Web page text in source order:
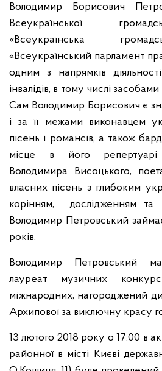
Володимир Борисович
Всеукраїнської
«Всеукраїнська
«Всеукраїнський парламент
одним з напрямків
інвалідів, в тому числі
Сам Володимир Борисович є
і за її межами виконавцем
пісень і романсів, а також
місце в його репертуарі
Володимира Висоцького,
власних пісень з глибоким
корінням, дослідженням та
Володимир Петровський
років.
Володимир Петровський
лауреат музичних
міжнародних, нагороджений
Архипової за виключну красу
13 лютого 2018 року о 17:00 в
районної в місті Києві